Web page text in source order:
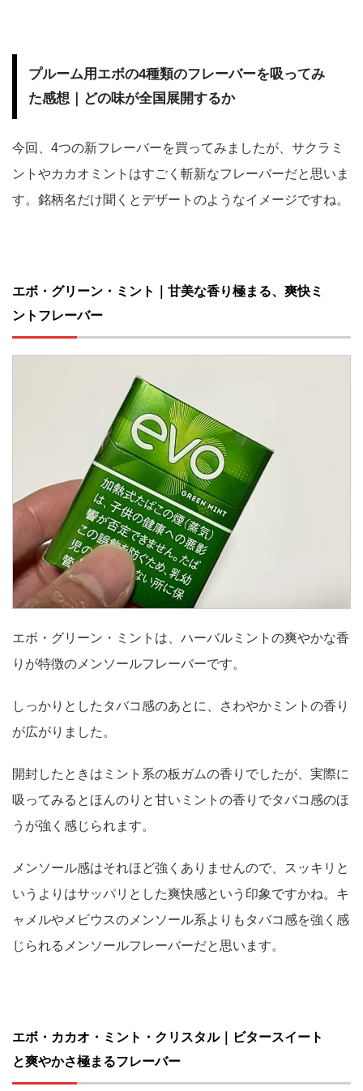
プルーム用エボの4種類のフレーバーを吸ってみ
た感想｜どの味が全国展開するか
今回、4つの新フレーバーを買ってみましたが、サクラミ
ントやカカオミントはすごく斬新なフレーバーだと思いま
す。銘柄名だけ聞くとデザートのようなイメージですね。
エボ・グリーン・ミント｜甘美な香り極まる、爽快ミ
ントフレーバー
エボ・グリーン・ミントは、ハーバルミントの爽やかな香
りが特徴のメンソールフレーバーです。
しっかりとしたタバコ感のあとに、さわやかミントの香り
が広がりました。
開封したときはミント系の板ガムの香りでしたが、実際に
吸ってみるとほんのりと甘いミントの香りでタバコ感のほ
うが強く感じられます。
メンソール感はそれほど強くありませんので、スッキリと
いうよりはサッパリとした爽快感という印象ですかね。キ
ャメルやメビウスのメンソール系よりもタバコ感を強く感
じられるメンソールフレーバーだと思います。
エボ・カカオ・ミント・クリスタル｜ビタースイート
と爽やかさ極まるフレーバー